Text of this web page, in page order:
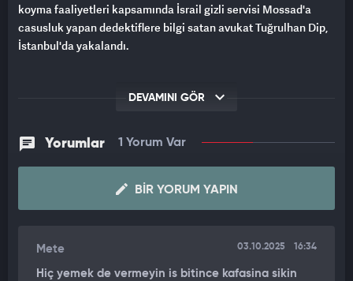
koyma faaliyetleri kapsamında İsrail gizli servisi Mossad'a
casusluk yapan dedektiflere bilgi satan avukat Tuğrulhan Dip,
İstanbul'da yakalandı.
DEVAMINI GÖR
Yorumlar 1 Yorum Var
BIR YORUM YAPIN
Mete 03.10.2025 16:34
Hiç yemek de vermeyin is bitince kafasina sikin